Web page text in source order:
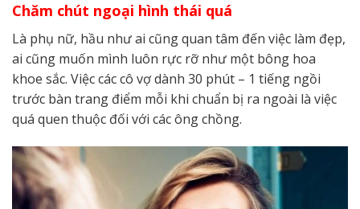
Chăm chút ngoại hình thái quá
Là phụ nữ, hầu như ai cũng quan tâm đến việc làm đẹp,
ai cũng muốn mình luôn rực rỡ như một bông hoa
khoe sắc. Việc các cô vợ dành 30 phút – 1 tiếng ngồi
trước bàn trang điểm mỗi khi chuẩn bị ra ngoài là việc
quá quen thuộc đối với các ông chồng.